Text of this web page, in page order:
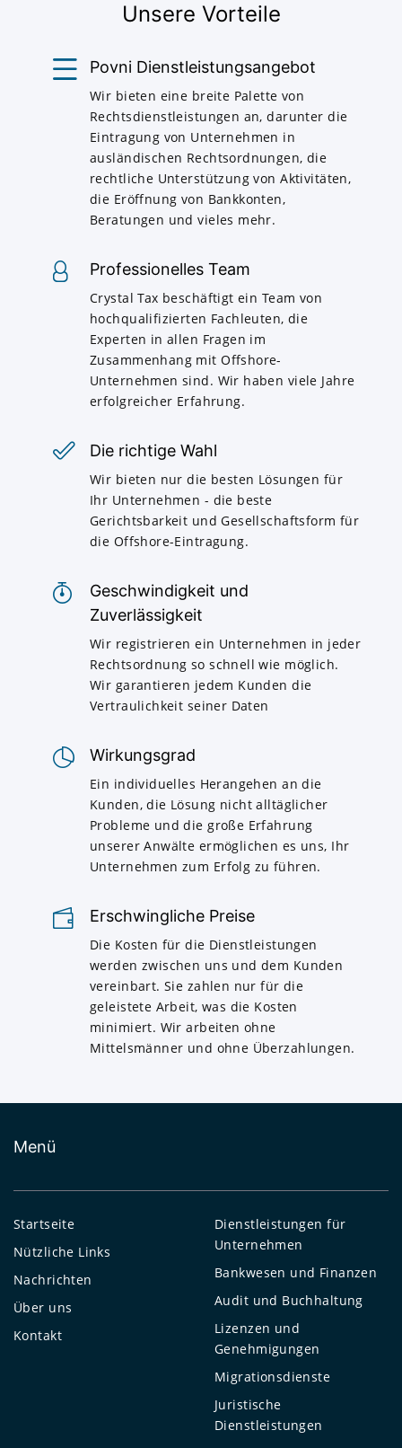
Unsere Vorteile
Povni Dienstleistungsangebot
Wir bieten eine breite Palette von
Rechtsdienstleistungen an, darunter die
Eintragung von Unternehmen in
ausländischen Rechtsordnungen, die
rechtliche Unterstützung von Aktivitäten,
die Eröffnung von Bankkonten,
Beratungen und vieles mehr.
Professionelles Team
Crystal Tax beschäftigt ein Team von
hochqualifizierten Fachleuten, die
Experten in allen Fragen im
Zusammenhang mit Offshore-
Unternehmen sind. Wir haben viele Jahre
erfolgreicher Erfahrung.
Die richtige Wahl
Wir bieten nur die besten Lösungen für
Ihr Unternehmen - die beste
Gerichtsbarkeit und Gesellschaftsform für
die Offshore-Eintragung.
Geschwindigkeit und
Zuverlässigkeit
Wir registrieren ein Unternehmen in jeder
Rechtsordnung so schnell wie möglich.
Wir garantieren jedem Kunden die
Vertraulichkeit seiner Daten
Wirkungsgrad
Ein individuelles Herangehen an die
Kunden, die Lösung nicht alltäglicher
Probleme und die große Erfahrung
unserer Anwälte ermöglichen es uns, Ihr
Unternehmen zum Erfolg zu führen.
Erschwingliche Preise
Die Kosten für die Dienstleistungen
werden zwischen uns und dem Kunden
vereinbart. Sie zahlen nur für die
geleistete Arbeit, was die Kosten
minimiert. Wir arbeiten ohne
Mittelsmänner und ohne Überzahlungen.
Menü
Startseite
Nützliche Links
Nachrichten
Über uns
Kontakt
Dienstleistungen für
Unternehmen
Bankwesen und Finanzen
Audit und Buchhaltung
Lizenzen und
Genehmigungen
Migrationsdienste
Juristische
Dienstleistungen